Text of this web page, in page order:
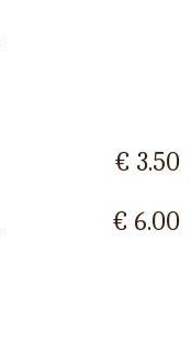
€ 3.50
€ 6.00